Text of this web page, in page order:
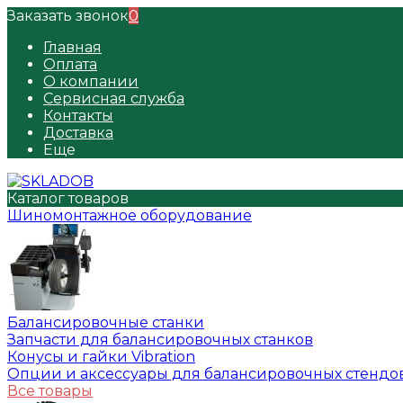
Заказать звонок0
Главная
Оплата
О компании
Сервисная служба
Контакты
Доставка
Еще
Каталог товаров
Шиномонтажное оборудование
Балансировочные станки
Запчасти для балансировочных станков
Конусы и гайки Vibration
Опции и аксессуары для балансировочных
Все товары